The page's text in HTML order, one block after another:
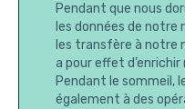
Pendant que nous
les données de
les transfère à notre
a pour effet
Pendant le sommeil,
également à des